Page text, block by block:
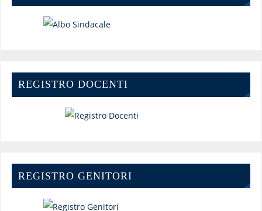
REGISTRO DOCENTI
REGISTRO GENITORI